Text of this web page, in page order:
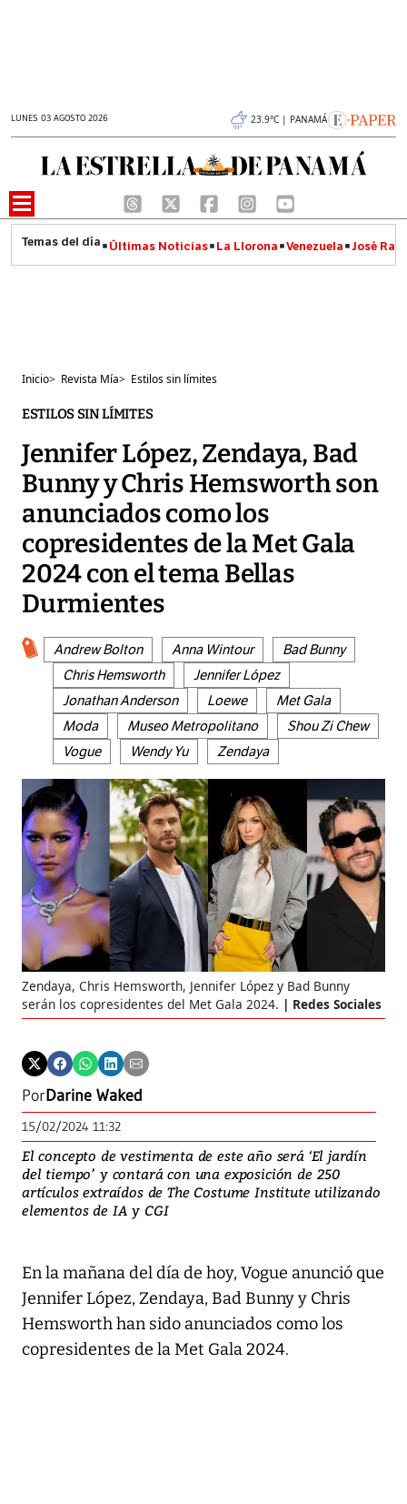
LUNES 03 AGOSTO 2026 23.9°C | PANAMÁ
Últimas Noticias La Llorona Venezuela José
Inicio> Revista Mía> Estilos sin límites
ESTILOS SIN LÍMITES
Jennifer López, Zendaya, Bad
Bunny y Chris Hemsworth son
anunciados como los
copresidentes de la Met Gala
2024 con el tema Bellas
Durmientes
Andrew Bolton Anna Wintour
Bad Bunny
Chris Hemsworth
Jennifer López
Jonathan Anderson
Loewe
Met Gala
Moda
Museo Metropolitano
Shou Zi Chew
Vogue
Wendy Yu Zendaya
Zendaya, Chris Hemsworth, Jennifer López y Bad Bunny
serán los copresidentes del Met Gala 2024.
Redes Sociales
PorDarine Waked
15/02/2024 11:32
El concepto de vestimenta de este año será ‘El jardín
del tiempo’ y contará con una exposición de 250
artículos extraídos de The Costume Institute utilizando
elementos de IA y CGI
En la mañana del día de hoy, Vogue anunció que
Jennifer López, Zendaya, Bad Bunny y Chris
Hemsworth han sido anunciados como los
copresidentes de la Met Gala 2024.